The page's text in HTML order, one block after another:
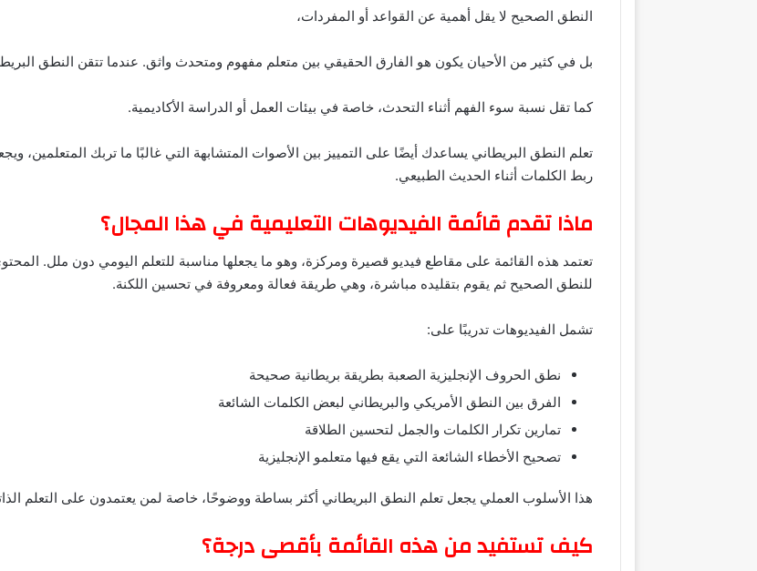
النطق الصحيح لا يقل أهمية عن القواعد أو المفردات،
بل في كثير من الأحيان يكون هو الفارق الحقيقي بين متعلم مفهوم ومتحدث واثق. عندما تتقن النطق
كما تقل نسبة سوء الفهم أثناء التحدث، خاصة في بيئات العمل أو الدراسة الأكاديمية.
تعلم النطق البريطاني يساعدك أيضًا على التمييز بين الأصوات المتشابهة التي غالبًا ما تربك المتعلمين،
ربط الكلمات أثناء الحديث الطبيعي.
ماذا تقدم قائمة الفيديوهات التعليمية في هذا المجال؟
تعتمد هذه القائمة على مقاطع فيديو قصيرة ومركزة، وهو ما يجعلها مناسبة للتعلم اليومي دون ملل.
للنطق الصحيح ثم يقوم بتقليده مباشرة، وهي طريقة فعالة ومعروفة في تحسين اللكنة.
تشمل الفيديوهات تدريبًا على:
نطق الحروف الإنجليزية الصعبة بطريقة بريطانية صحيحة
الفرق بين النطق الأمريكي والبريطاني لبعض الكلمات الشائعة
تمارين تكرار الكلمات والجمل لتحسين الطلاقة
تصحيح الأخطاء الشائعة التي يقع فيها متعلمو الإنجليزية
هذا الأسلوب العملي يجعل تعلم النطق البريطاني أكثر بساطة ووضوحًا، خاصة لمن يعتمدون على التعلم
كيف تستفيد من هذه القائمة بأقصى درجة؟